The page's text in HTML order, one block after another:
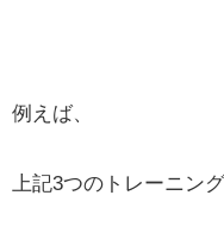
例えば、
上記3つのトレーニング